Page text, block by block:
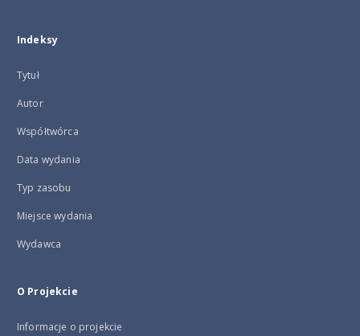
Indeksy
Tytuł
Autor
Współtwórca
Data wydania
Typ zasobu
Miejsce wydania
Wydawca
O Projekcie
Informacje o projekcie